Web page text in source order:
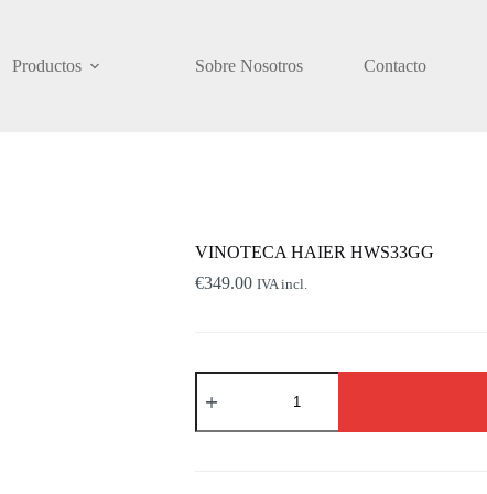
Productos Sobre Nosotros Contacto
VINOTECA HAIER HWS33GG
€349.00 IVA incl.
VINOTECA
HAIER
cantidad